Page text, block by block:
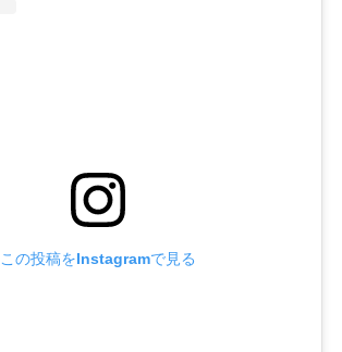
この投稿をInstagramで見る